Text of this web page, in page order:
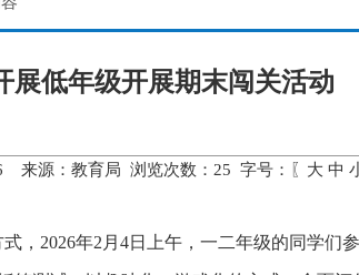
展低年级开展期末闯关活动
来源：教育局 浏览次数： 25 字号：〖 大 中
，2026年2月4日上午，一二年级的同学